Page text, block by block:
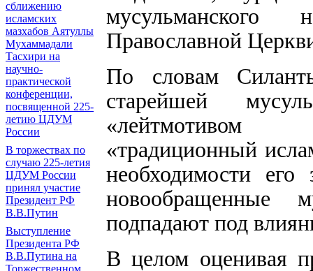
сближению
исламских
мазхабов Аятуллы
Мухаммадали
Тасхири на
научно-
практической
конференции,
посвященной 225-
летию ЦДУМ
России
В торжествах по
случаю 225-летия
ЦДУМ России
принял участие
Президент РФ
В.В.Путин
Выступление
Президента РФ
В.В.Путина на
Торжественном
мусульманского
Православной
По словам
старейшей
«лейтмотивом
«традиционный
необходимости
новообращенные
подпадают под
В целом оценивая